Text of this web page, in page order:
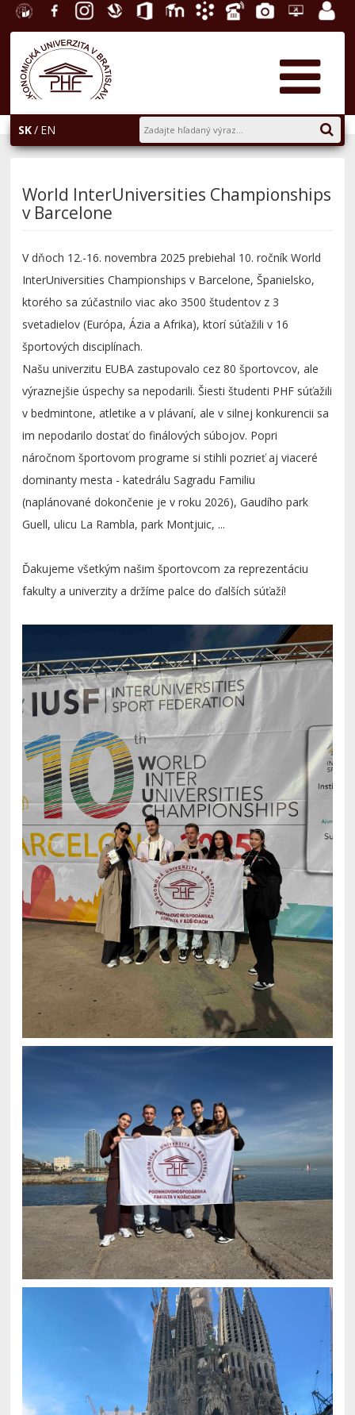
EU v
Bratislave
FacebookInstagramSlovenská
ekonomická
knižnica
Office E-
Akademický
TelefónnyFotogaléria
Helpdesk
SK EN
World InterUniversities Championships
v Barcelone
V dňoch 12.-16. novembra 2025 prebiehal 10. ročník World
InterUniversities Championships v Barcelone, Španielsko,
ktorého sa zúčastnilo viac ako 3500 študentov z 3
svetadielov (Európa, Ázia a Afrika), ktorí súťažili v 16
športových disciplínach.
Našu univerzitu EUBA zastupovalo cez 80 športovcov, ale
výraznejšie úspechy sa nepodarili. Šiesti študenti PHF súťažili
v bedmintone, atletike a v plávaní, ale v silnej konkurencii sa
im nepodarilo dostať do finálových súbojov. Popri
náročnom športovom programe si stihli pozrieť aj viaceré
dominanty mesta - katedrálu Sagradu Familiu
(naplánované dokončenie je v roku 2026), Gaudího park
Guell, ulicu La Rambla, park Montjuic, ...
Ďakujeme všetkým našim športovcom za reprezentáciu
fakulty a univerzity a držíme palce do ďalších súťaží!